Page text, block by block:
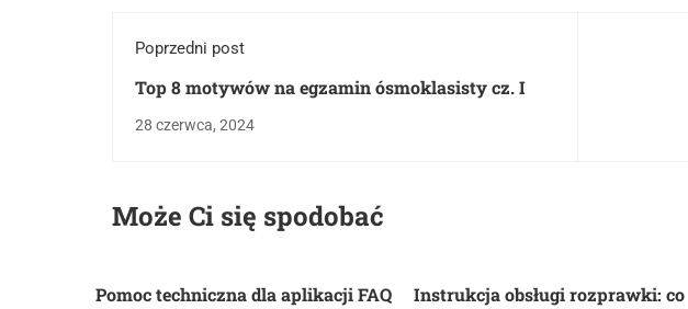
Poprzedni post
Top 8 motywów na egzamin ósmoklasisty cz. I
28 czerwca, 2024
Może Ci się spodobać
Pomoc techniczna dla aplikacji FAQ
Instrukcja obsługi rozprawki: co